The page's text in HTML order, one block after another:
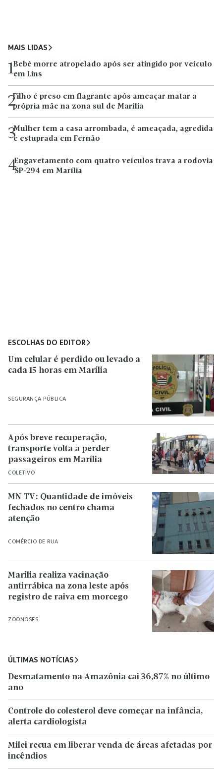
MAIS LIDAS
1Bebê morre atropelado após ser atingido por veículo
em Lins
2Filho é preso em flagrante após ameaçar matar a
própria mãe na zona sul de Marília
3Mulher tem a casa arrombada, é ameaçada, agredida
e estuprada em Fernão
4Engavetamento com quatro veículos trava a rodovia
SP-294 em Marília
ESCOLHAS DO EDITOR
SEGURANÇA PÚBLICA
Um celular é perdido ou levado a
cada 15 horas em Marília
COLETIVO
Após breve recuperação,
transporte volta a perder
passageiros em Marília
COMÉRCIO DE RUA
MN TV: Quantidade de imóveis
fechados no centro chama
atenção
ZOONOSES
Marília realiza vacinação
antirrábica na zona leste após
registro de raiva em morcego
ÚLTIMAS NOTÍCIAS
Desmatamento na Amazônia cai 36,87% no último
ano
Controle do colesterol deve começar na infância,
alerta cardiologista
Milei recua em liberar venda de áreas afetadas por
incêndios